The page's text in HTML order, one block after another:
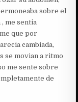
sobre el
me sentia
que por
cambiada,
se movian a ritmo
me sente sobre
de